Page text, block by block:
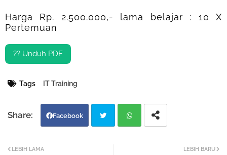
Harga Rp. 2.500.000,- lama belajar : 10 X
Pertemuan
?? Unduh PDF
Tags IT Training
Facebook
LEBIH BARU
LEBIH LAMA